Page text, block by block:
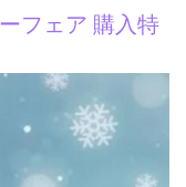
フェア 購入特